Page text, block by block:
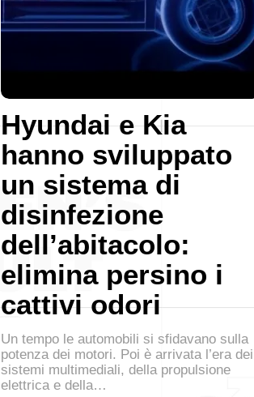
Hyundai e Kia
hanno sviluppato
un sistema di
disinfezione
dell’abitacolo:
elimina persino i
cattivi odori
Un tempo le automobili si sfidavano sulla
potenza dei motori. Poi è arrivata l’era dei
sistemi multimediali, della propulsione
elettrica e della…